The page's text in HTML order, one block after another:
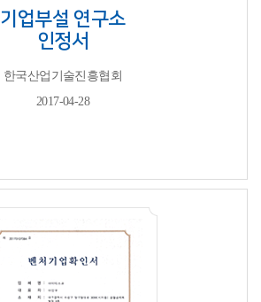
기업부설 연구소
인정서
한국산업기술진흥협회
2017-04-28